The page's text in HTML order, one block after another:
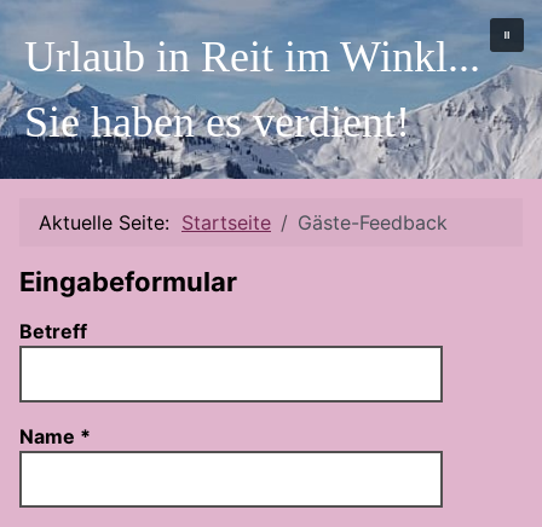
Urlaub in Reit im Winkl...
Sie haben es verdient!
Aktuelle Seite: Startseite Gäste-Feedback
Eingabeformular
Betreff
Name *